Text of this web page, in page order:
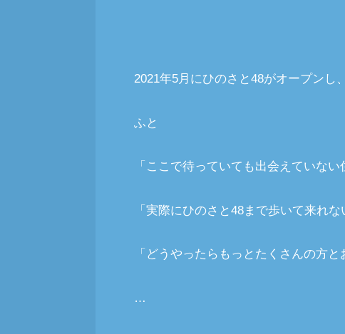
2021年5月にひのさと48がオープンし
ふと
「ここで待っていても出会えていな
「実際にひのさと48まで歩いて来れ
「どうやったらもっとたくさんの方
…